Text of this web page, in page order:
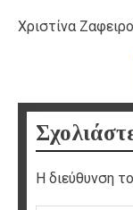
Χριστίνα
Η διεύθυνση